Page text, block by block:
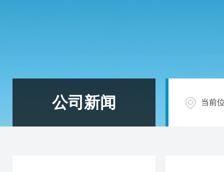
公司新闻 当前